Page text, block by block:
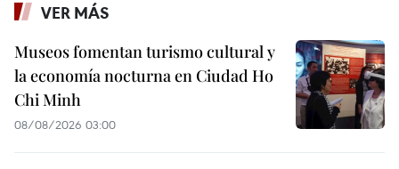
VER MÁS
Museos fomentan turismo cultural y
la economía nocturna en Ciudad Ho
Chi Minh
08/08/2026 03:00